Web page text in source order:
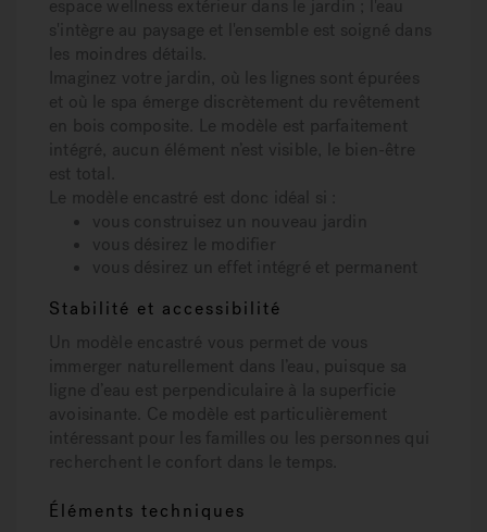
espace wellness extérieur dans le jardin ; l'eau
s'intègre au paysage et l'ensemble est soigné dans
les moindres détails.
Imaginez votre jardin, où les lignes sont épurées
et où le spa émerge discrètement du revêtement
en bois composite. Le modèle est parfaitement
intégré, aucun élément n’est visible, le bien-être
est total.
Le modèle encastré est donc idéal si :
vous construisez un nouveau jardin
vous désirez le modifier
vous désirez un effet intégré et permanent
Stabilité et accessibilité
Un modèle encastré vous permet de vous
immerger naturellement dans l’eau, puisque sa
ligne d’eau est perpendiculaire à la superficie
avoisinante. Ce modèle est particulièrement
intéressant pour les familles ou les personnes qui
recherchent le confort dans le temps.
Éléments techniques